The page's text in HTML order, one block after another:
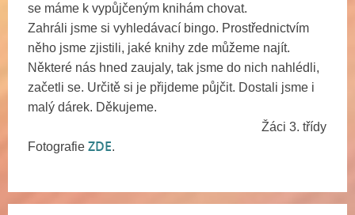
se máme k vypůjčeným knihám chovat.
Zahráli jsme si vyhledávací bingo. Prostřednictvím
něho jsme zjistili, jaké knihy zde můžeme najít.
Některé nás hned zaujaly, tak jsme do nich nahlédli,
začetli se. Určitě si je přijdeme půjčit. Dostali jsme i
malý dárek. Děkujeme.
Žáci 3. třídy
Fotografie ZDE.